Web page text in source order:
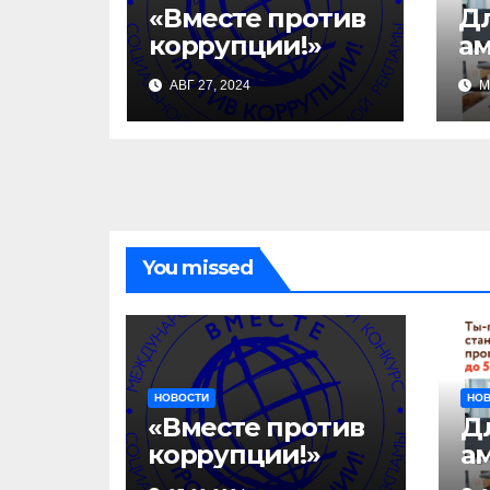
«Вместе против
коррупции!»
АВГ 27, 2024
You missed
НОВОСТИ
«Вместе против
коррупции!»